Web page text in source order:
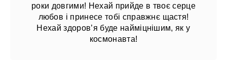
роки довгими! Нехай прийде в твоє серце
любов і принесе тобі справжнє щастя!
Нехай здоров’я буде найміцнішим, як у
космонавта!